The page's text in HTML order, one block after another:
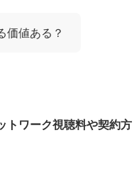
価値ある？
トワーク視聴料や契約方